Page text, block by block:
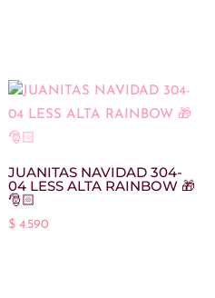
JUANITAS NAVIDAD 304-
04 LESS ALTA RAINBOW 🎁
🎅🏻
$4.590